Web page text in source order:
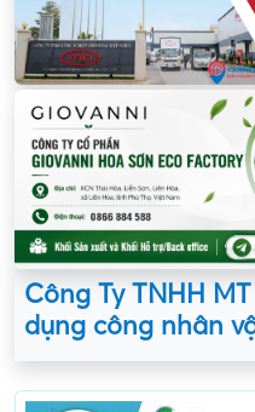
Công Ty TNHH
dụng công nhân